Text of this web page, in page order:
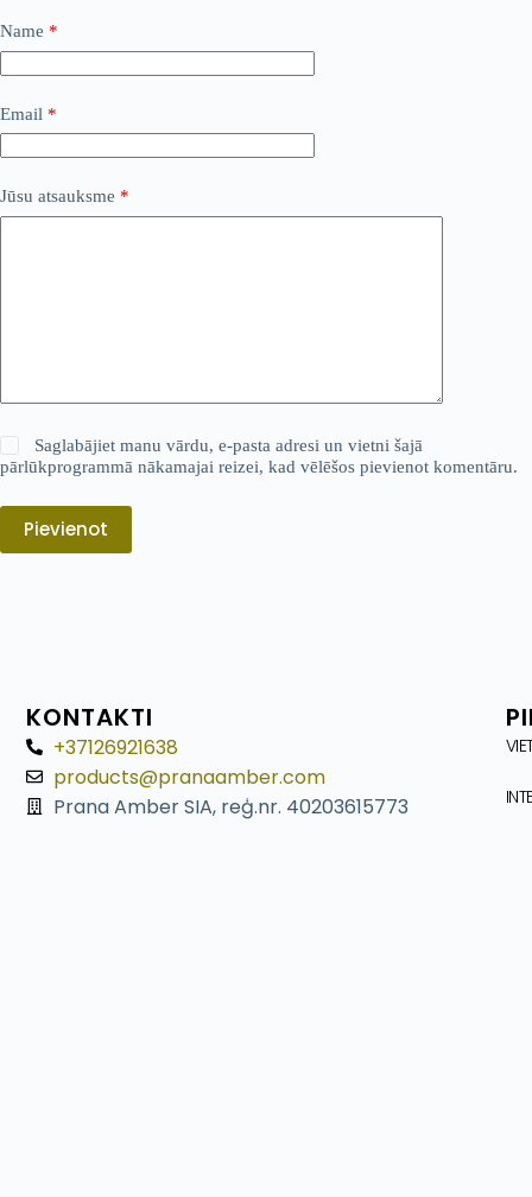
Name *
Email *
Jūsu atsauksme *
Saglabājiet manu vārdu, e-pasta adresi un vietni šajā
pārlūkprogrammā nākamajai reizei, kad vēlēšos pievienot komentāru.
Pievienot
KONTAKTI
+37126921638
products@pranaamber.com
Prana Amber SIA, reģ.nr. 40203615773